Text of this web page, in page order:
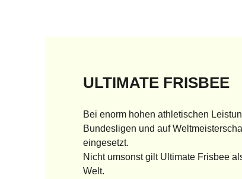
ULTIMATE FRISBEE
Bei enorm hohen athletischen
Bundesligen und auf
eingesetzt.
Nicht umsonst gilt Ultimate Frisbee
Welt.